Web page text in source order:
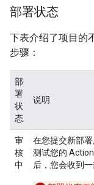
部署状态
下表介绍了项目的
步骤：
部
署
状
态
说明
审
核
中
在您提交新部
测试您的
后，您会收到